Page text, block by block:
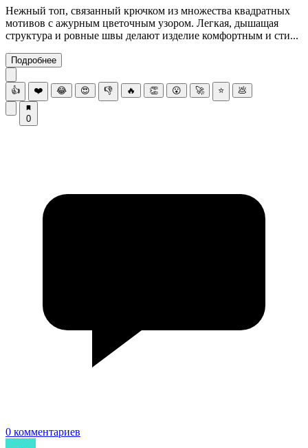
Нежный топ, связанный крючком из множества квадратных
мотивов с ажурным цветочным узором. Легкая, дышащая
структура и ровные швы делают изделие комфортным и сти...
Подробнее
👍 ❤️ 😂 😍 👎 🔥 👏 😮 🚀 ⭐ 💩
0
0 комментариев